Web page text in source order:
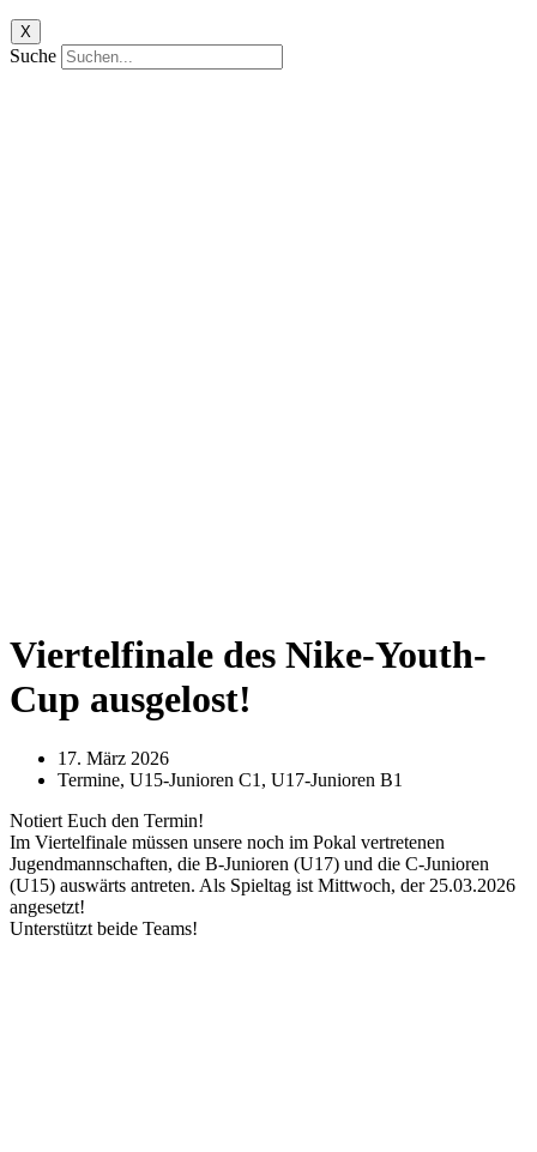
X
Suche
Viertelfinale des Nike-Youth-
Cup ausgelost!
17. März 2026
Termine, U15-Junioren C1 , U17-Junioren B1
Notiert Euch den Termin!
Im Viertelfinale müssen unsere noch im Pokal vertretenen
Jugendmannschaften, die B-Junioren (U17) und die C-Junioren
(U15) auswärts antreten. Als Spieltag ist Mittwoch, der 25.03.2026
angesetzt!
Unterstützt beide Teams!